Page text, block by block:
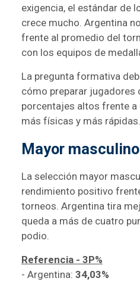
exigencia, el estándar de
crece mucho. Argentina
frente al promedio del
con los equipos de
La pregunta formativa
cómo preparar jugadores
porcentajes altos frente
más físicas y más rápidas.
Mayor masculino
La selección mayor
rendimiento positivo
torneos. Argentina tira
queda a más de cuatro
podio.
Referencia - 3P%
- Argentina: 34,03%